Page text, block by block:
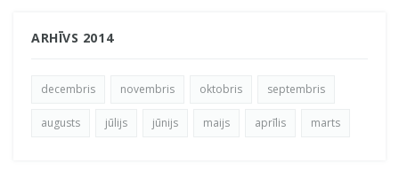
ARHĪVS 2014
decembris novembris oktobris septembris
augusts jūlijs jūnijs maijs aprīlis marts